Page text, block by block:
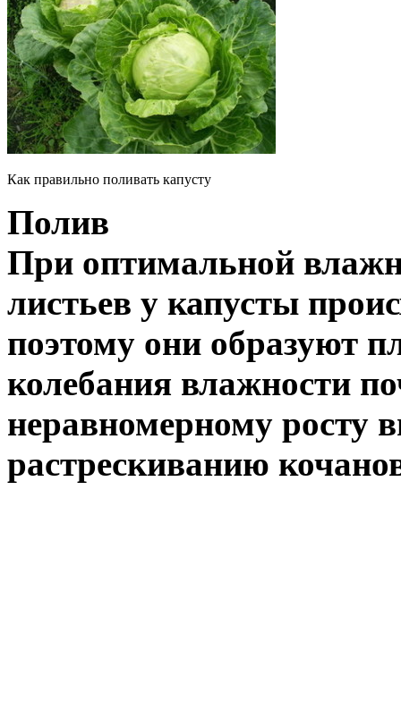
Как правильно поливать капусту
Полив
При оптимальной
листьев у капусты
поэтому они образуют
колебания влажности
неравномерному росту
растрескиванию